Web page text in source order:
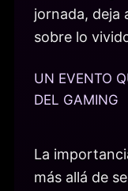
jornada, deja
sobre lo
UN EVENTO
DEL GAMING
La
más allá de